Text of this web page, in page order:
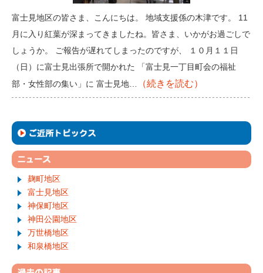
富士見地区の皆さま、こんにちは。 地域支援係の木津です。 11
月に入り紅葉が深まってきましたね。皆さま、いかがお過ごしで
しょうか。 ご報告が遅れてしまったのですが、 １０月１１日
（日）に富士見出張所で開かれた 「富士見一丁目町会の福祉
部・女性部の集い」に 富士見地…
（続きを読む）
麹町地区
富士見地区
神保町地区
神田公園地区
万世橋地区
和泉橋地区